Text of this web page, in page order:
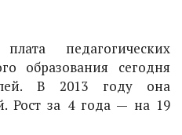
педагогических
образования сегодня
В 2013 году она
Рост за 4 года — на 19